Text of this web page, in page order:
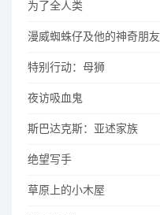
为了全人类
漫威蜘蛛仔及他的神奇朋友
特别行动：母狮
夜访吸血鬼
斯巴达克斯：亚述家族
绝望写手
草原上的小木屋